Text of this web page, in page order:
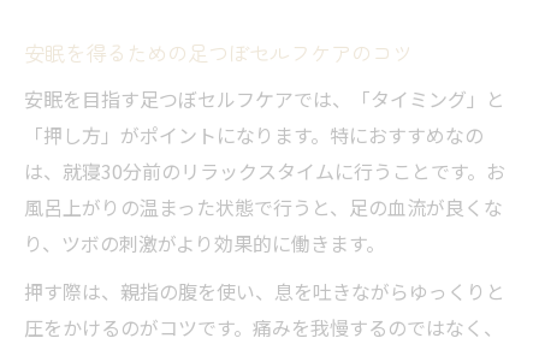
安眠を得るための足つぼセルフケアのコツ
安眠を目指す足つぼセルフケアでは、「タイミング」と
「押し方」がポイントになります。特におすすめなの
は、就寝30分前のリラックスタイムに行うことです。お
風呂上がりの温まった状態で行うと、足の血流が良くな
り、ツボの刺激がより効果的に働きます。
押す際は、親指の腹を使い、息を吐きながらゆっくりと
圧をかけるのがコツです。痛みを我慢するのではなく、